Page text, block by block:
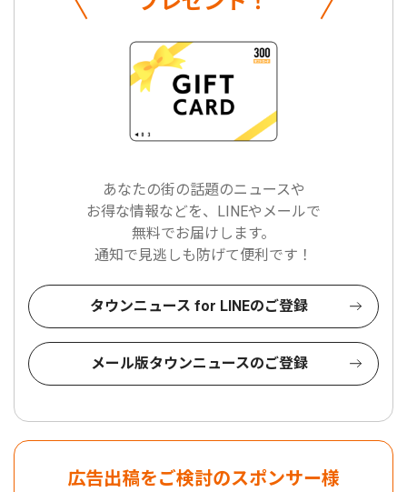
あなたの街の話題のニュースや
お得な情報などを、LINEやメールで
無料でお届けします。
通知で見逃しも防げて便利です！
タウンニュース for LINEのご登録
メール版タウンニュースのご登録
広告出稿をご検討のスポンサー様